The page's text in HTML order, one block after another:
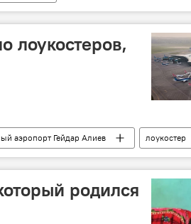
Завод
Строительство
лоукостеров,
аэропорт Гейдар Алиев лоукостер
родился